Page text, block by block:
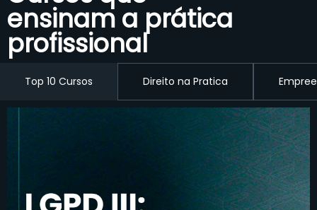
ensinam a prática
profissional
Top 10 Cursos Direito na Pratica